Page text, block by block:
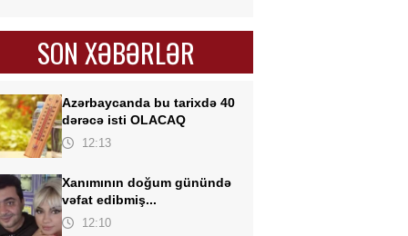
SON XƏBƏRLƏR
Azərbaycanda bu tarixdə 40
dərəcə isti OLACAQ
12:13
Xanımının doğum günündə
vəfat edibmiş...
12:10